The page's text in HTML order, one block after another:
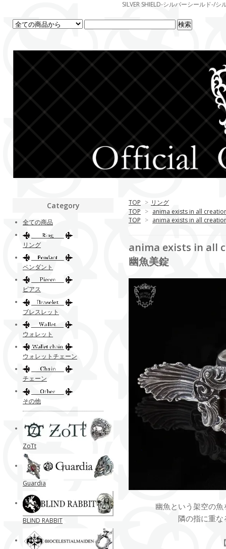
SILVER SHIELD-シルバーシールド-/
TOP > リング
TOP > anima exists in all
TOP > anima exists in all
anima exists in all
幽魚美錠
幽魚という架空の
隣の指に重
Category
全ての商品
リング
ペンダント
ピアス
ブレスレット
ウォレット
ウォレットチェーン
チェーン
その他
ZoTt
Guardia
BLIND RABBIT